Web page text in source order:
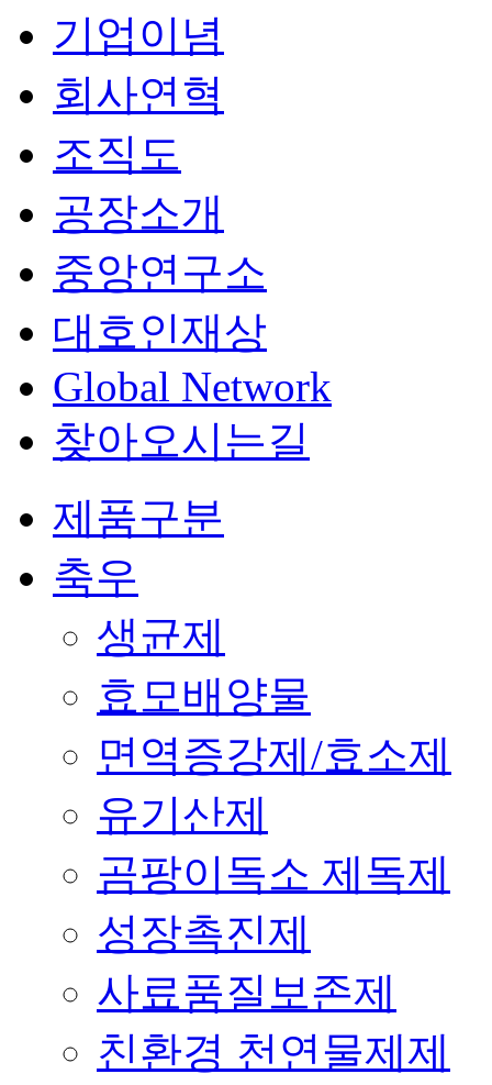
기업이념
회사연혁
조직도
공장소개
중앙연구소
대호인재상
Global Network
찾아오시는길
제품구분
축우
생균제
효모배양물
면역증강제/효소제
유기산제
곰팡이독소 제독제
성장촉진제
사료품질보존제
친환경 천연물제제